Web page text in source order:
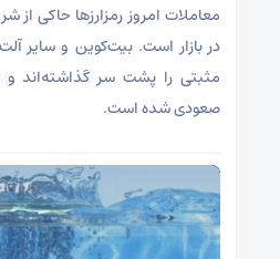
معاملات امروز رمزارز‌ها حاکی
در بازار است. بیت‌کوین و سایر
مثبتی را پشت سر گذاشته‌اند و
صعودی شده است.